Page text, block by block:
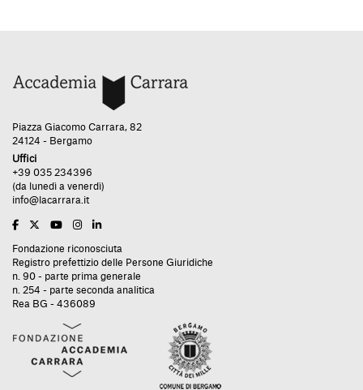
Piazza Giacomo Carrara, 82
24124 - Bergamo
Uffici
+39 035 234396
(da lunedì a venerdì)
info@lacarrara.it
Fondazione riconosciuta
Registro prefettizio delle Persone Giuridiche
n. 90 - parte prima generale
n. 254 - parte seconda analitica
Rea BG - 436089